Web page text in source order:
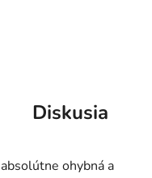
Diskusia
ohybná a